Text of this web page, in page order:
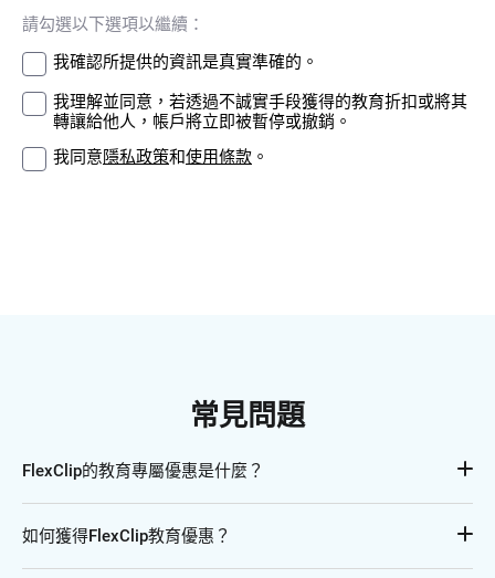
請勾選以下選項以繼續：
我確認所提供的資訊是真實準確的。
我理解並同意，若透過不誠實手段獲得的教育折扣或將其
轉讓給他人，帳戶將立即被暫停或撤銷。
我同意隱私政策和使用條款 。
常見問題
FlexClip的教育專屬優惠是什麼？
如何獲得FlexClip教育優惠？